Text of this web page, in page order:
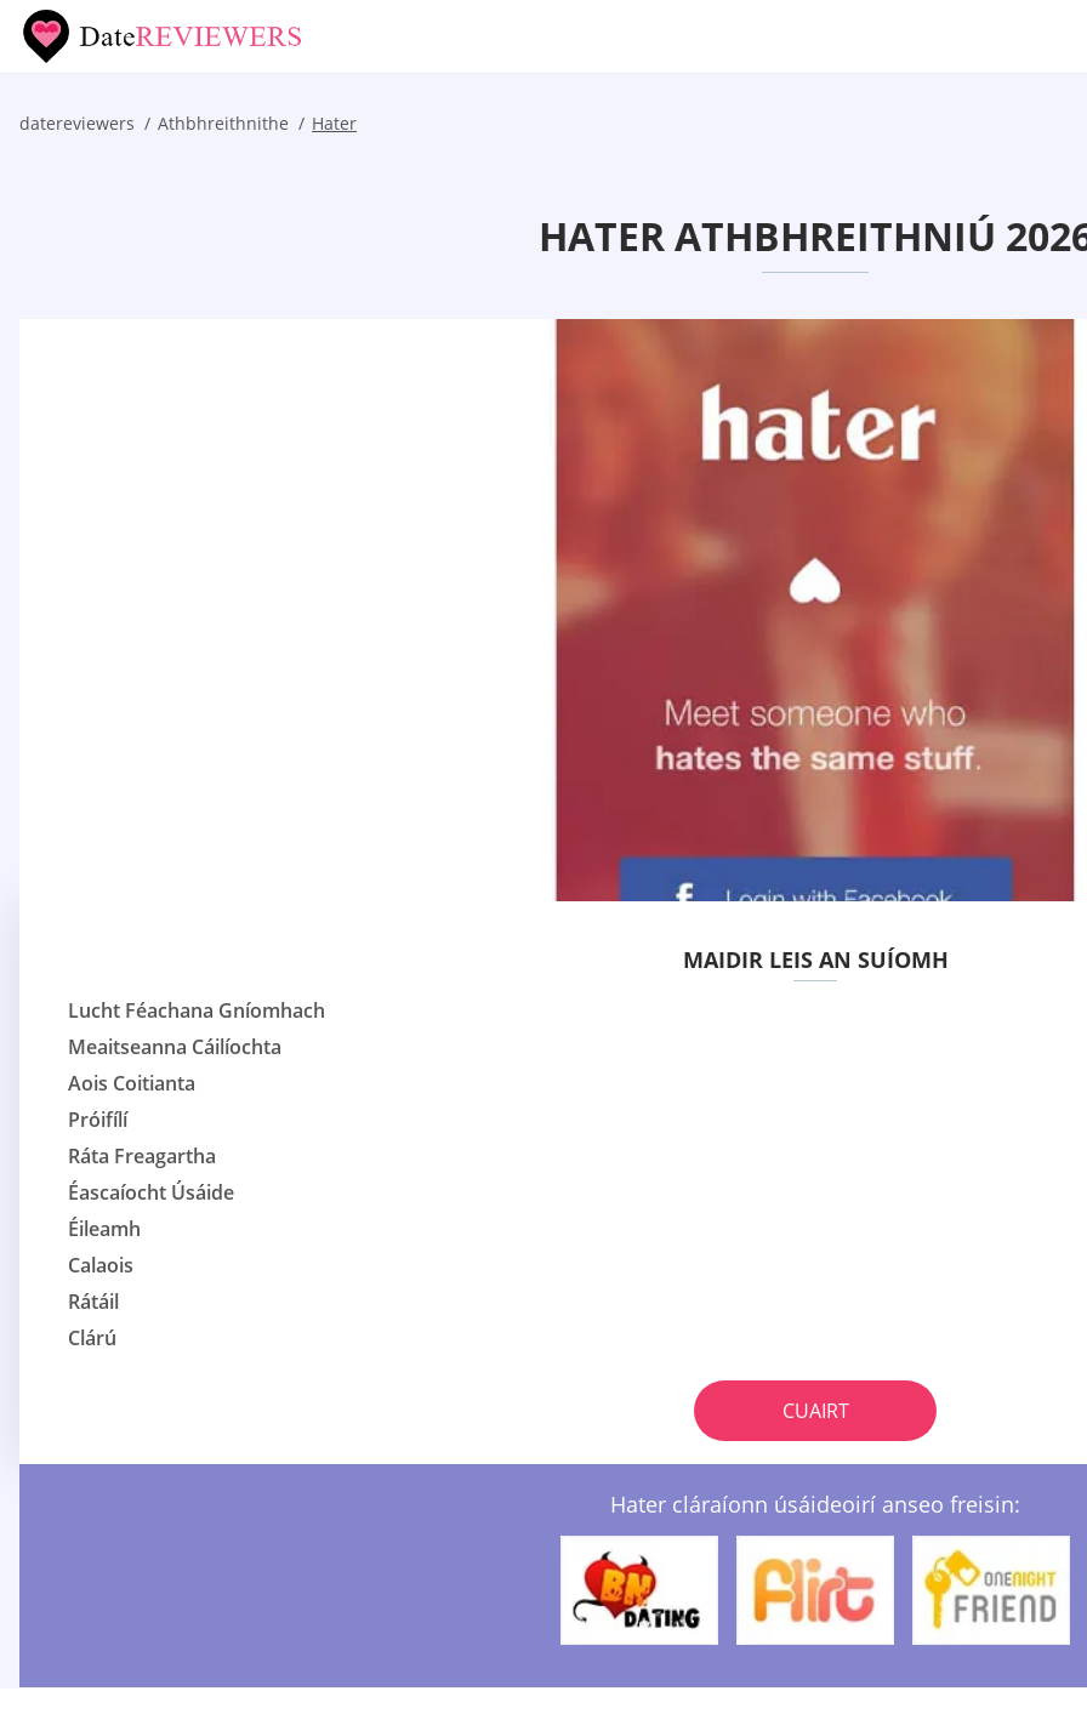
datereviewers Athbhreithnithe Hater
HATER ATHBHREITHNIÚ
MAIDIR LEIS AN SUÍOMH
Lucht Féachana Gníomhach
Meaitseanna Cáilíochta
Aois Coitianta
Próifílí
Ráta Freagartha
Éascaíocht Úsáide
Éileamh
Calaois
Rátáil
Clárú
CUAIRT
Hater cláraíonn úsáideoirí anseo freisin: